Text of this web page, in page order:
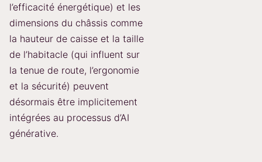
l’efficacité énergétique) et les
dimensions du châssis comme
la hauteur de caisse et la taille
de l’habitacle (qui influent sur
la tenue de route, l’ergonomie
et la sécurité) peuvent
désormais être implicitement
intégrées au processus d’AI
générative.